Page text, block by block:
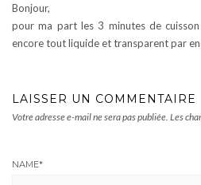
Bonjour,
pour ma part les 3 minutes de
encore tout liquide et transparent par
LAISSER UN COMMENTAIRE
Votre adresse e-mail ne sera pas publiée. Les
NAME*